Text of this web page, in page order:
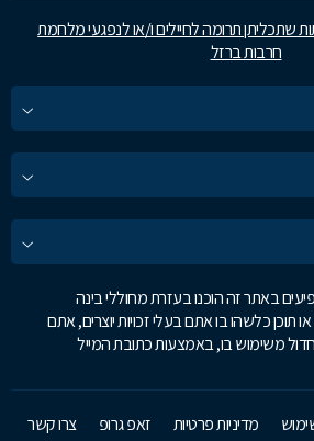
שתכליתן תרומה לחיילים ו/או לנפגעי מלחמת
חרבות ברזל
באתר זה הוכנו בעזרת מחוללי בינה
תוכן כלשהו בו אתם בעלי זכויות יוצרים, אתם
משימוש בו, באמצעות כתובת המייל
מדיניות פרטיות זאפ גרופ צרו קשר